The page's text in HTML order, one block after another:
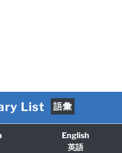
List 語彙
English
英語